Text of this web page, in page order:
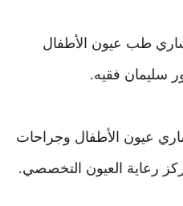
طب عيون الأطفال
سليمان فقيه.
عيون الأطفال وجراحات
رعاية العيون التخصصي.